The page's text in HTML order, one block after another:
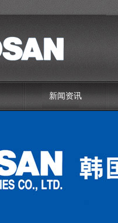
新闻资讯